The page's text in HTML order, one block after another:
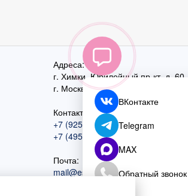
Адреса:
г. Химки, Юбилейный пр-кт, д. 60
г. Москва,ул. Перовская, д. 59
Контактный номер:
+7 (925) 585-74-27
+7 (495) 970-44-75
Почта:
mail@esta-fiesta.ru
ВКонтакте
Telegram
MAX
Обратный звонок